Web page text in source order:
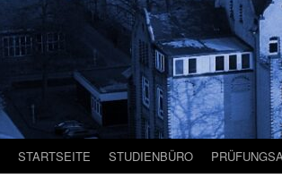
STARTSEITE STUDIENBÜRO